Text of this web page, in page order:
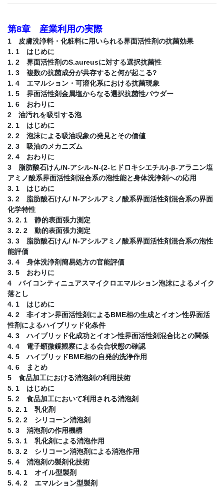
第8章 産業利用の実際
1 皮膚洗浄料・化粧料に用いられる界面活性剤の抗菌効果
1. 1 はじめに
1. 2 界面活性剤のS.aureusに対する選択抗菌性
1. 3 複数の抗菌成分が共存すると何が起こる?
1. 4 エマルション・可溶化系における抗菌現象
1. 5 界面活性剤金属塩からなる選択抗菌性パウダー
1. 6 おわりに
2 油汚れを吸引する泡
2. 1 はじめに
2. 2 泡沫による吸油現象の発見とその価値
2. 3 吸油のメカニズム
2. 4 おわりに
3 脂肪酸石けん/N-アシル-N-(2-ヒドロキシエチル)-β-アラニン塩
アミノ酸系界面活性剤混合系の泡性能と身体洗浄剤への応用
3. 1 はじめに
3. 2 脂肪酸石けん/ N-アシルアミノ酸系界面活性剤混合系の界面
化学特性
3. 2. 1 静的表面張力測定
3. 2. 2 動的表面張力測定
3. 3 脂肪酸石けん/ N-アシルアミノ酸系界面活性剤混合系の泡性
能評価
3. 4 身体洗浄剤簡易処方の官能評価
3. 5 おわりに
4 バイコンティニュアスマイクロエマルション泡沫によるメイク
落とし
4. 1 はじめに
4. 2 非イオン界面活性剤によるBME相の生成とイオン性界面活
性剤によるハイブリッド化条件
4. 3 ハイブリッド化成功とイオン性界面活性剤混合比との関係
4. 4 電子顕微鏡観察による会合状態の確認
4. 5 ハイブリッドBME相の自発的洗浄作用
4. 6 まとめ
5 食品加工における消泡剤の利用技術
5. 1 はじめに
5. 2 食品加工において利用される消泡剤
5. 2. 1 乳化剤
5. 2. 2 シリコーン消泡剤
5. 3 消泡剤の作用機構
5. 3. 1 乳化剤による消泡作用
5. 3. 2 シリコーン消泡剤による消泡作用
5. 4 消泡剤の製剤化技術
5. 4. 1 オイル型製剤
5. 4. 2 エマルション型製剤